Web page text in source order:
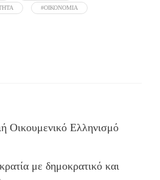
#ΟΙΚΟΝΟΜΙΑ
Οικουμενικό Ελληνισμό
με δημοκρατικό και